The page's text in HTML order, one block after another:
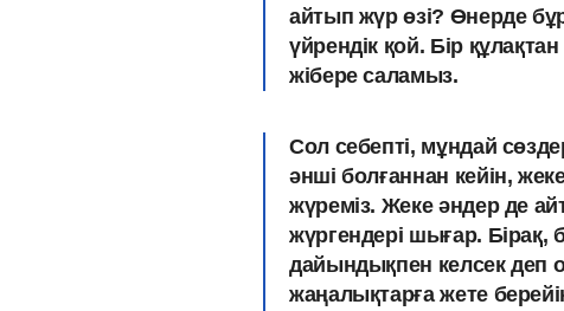
айтып жүр өзі? Өнерде
үйрендік қой. Бір
жібере саламыз.
Сол себепті, мұндай
әнші болғаннан кейін,
жүреміз. Жеке әндер де
жүргендері шығар.
дайындықпен келсек деп
жаңалықтарға жете